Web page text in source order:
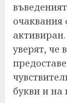
очаквания
уверят, че
букви и на